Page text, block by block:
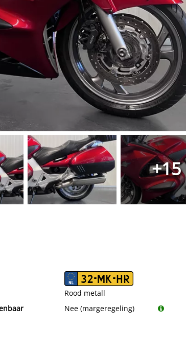
+15
32-MK-HR
Rood metall
Nee (margeregeling)